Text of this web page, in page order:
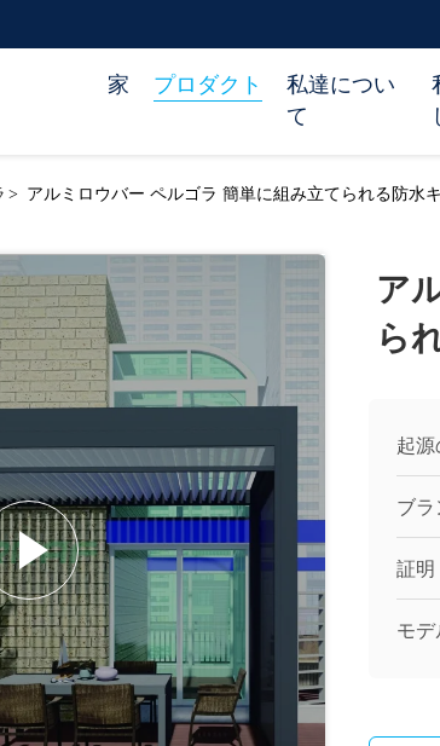
家 プロダクト
私達につい
て
> アルミロウバー ペルゴラ 簡単に組み立てられる防水
ア
ら
起源
ブラ
証明
モデ